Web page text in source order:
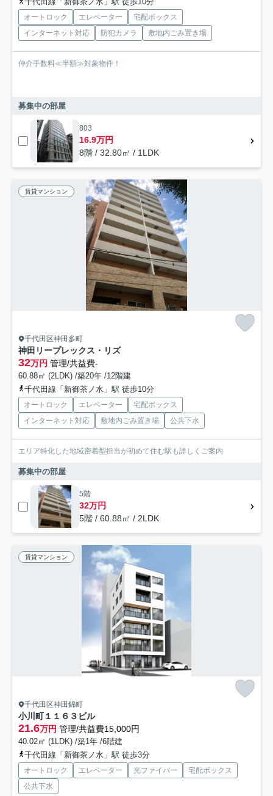
オートロック エレベーター
宅配ボックス
インターネット対応
防犯カメラ 敷地内ごみ置き場
仲介手数料≪半額≫対象物件！
募集中の部屋
803
16.9万円
8階 / 32.80㎡ / 1LDK
賃貸マンション
千代田区神田多町
神田リープレックス・リズ
32万円 管理/共益費-
60.88㎡ (2LDK) /築20年 /12階建
千代田線「新御茶ノ水」駅 徒歩10分
オートロック エレベーター
宅配ボックス
インターネット対応
敷地内ごみ置き場 公共下水
エリア特化した地域密着型担当が初めて住む駅も詳しくご案内
募集中の部屋
5階
32万円
5階 / 60.88㎡ / 2LDK
賃貸マンション
千代田区神田錦町
小川町１１６３ビル
21.6万円 管理/共益費15,000円
40.02㎡ (1LDK) /築1年 /6階建
千代田線「新御茶ノ水」駅 徒歩3分
オートロック エレベーター 光ファイバー
宅配ボックス
公共下水